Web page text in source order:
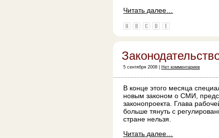
Читать далее…
5 сентября 2008 | Нет комментариев
В конце этого месяца
новым законом о СМИ,
законопроекта. Глава
больше тянуть с
стране нельзя.
Читать далее…